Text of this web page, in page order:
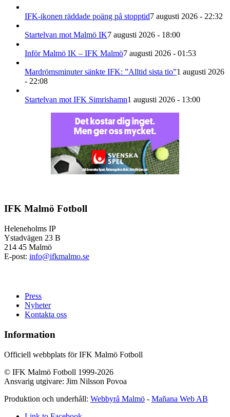
IFK-ikonen räddade poäng på stopptid7 augusti 2026 - 22:32
Startelvan mot Malmö IK7 augusti 2026 - 18:00
Inför Malmö IK – IFK Malmö7 augusti 2026 - 01:53
Mardrömsminuter sänkte IFK: ”Alltid sista tio”1 augusti 2026
- 22:08
Startelvan mot IFK Simrishamn1 augusti 2026 - 13:00
IFK Malmö Fotboll
Heleneholms IP
Ystadvägen 23 B
214 45 Malmö
E-post: info@ifkmalmo.se
Press
Nyheter
Kontakta oss
Information
Officiell webbplats för IFK Malmö Fotboll
© IFK Malmö Fotboll 1999-2026
Ansvarig utgivare: Jim Nilsson Povoa
Produktion och underhåll: Webbyrå Malmö - Mañana Web AB